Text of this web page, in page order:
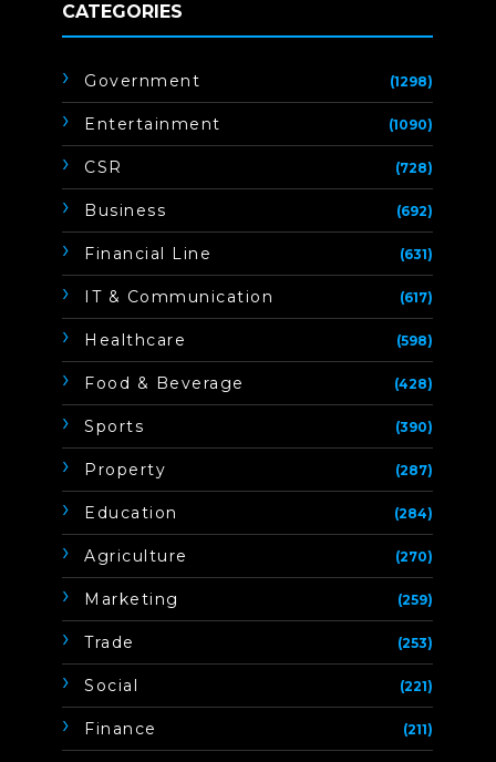
CATEGORIES
Government (1298)
Entertainment (1090)
CSR (728)
Business (692)
Financial Line (631)
IT & Communication (617)
Healthcare (598)
Food & Beverage (428)
Sports (390)
Property (287)
Education (284)
Agriculture (270)
Marketing (259)
Trade (253)
Social (221)
Finance (211)